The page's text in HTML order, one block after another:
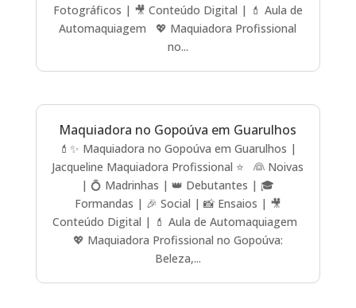
Fotográficos | 🎥 Conteúdo Digital | 💄 Aula de
Automaquiagem 💖 Maquiadora Profissional
no...
Maquiadora no Gopoúva em Guarulhos
💄✨ Maquiadora no Gopoúva em Guarulhos |
Jacqueline Maquiadora Profissional ⭐ 👰 Noivas
| 💍 Madrinhas | 👑 Debutantes | 🎓
Formandas | 🎉 Social | 📸 Ensaios | 🎥
Conteúdo Digital | 💄 Aula de Automaquiagem
💖 Maquiadora Profissional no Gopoúva:
Beleza,...